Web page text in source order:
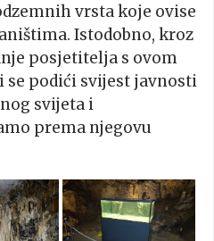
vrsta koje ovise
Istodobno, kroz
posjetitelja s ovom
podići svijest javnosti
svijeta i
prema njegovu